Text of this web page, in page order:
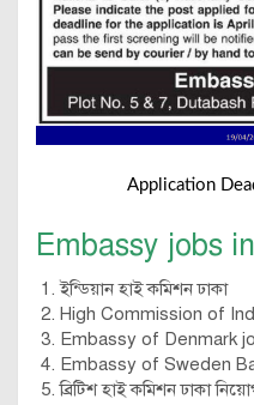
Application
Embassy jobs
ইন্ডিয়ান হাই কমিশন ঢাকা
High Commission of
Embassy of Denmark
Embassy of Sweden
ব্রিটিশ হাই কমিশন ঢাকা